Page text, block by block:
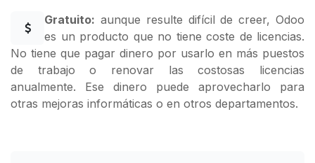
Gratuito: aunque resulte difícil de creer, Odoo
es un producto que no tiene coste de licencias.
No tiene que pagar dinero por usarlo en más puestos
de trabajo o renovar las costosas licencias
anualmente. Ese dinero puede aprovecharlo para
otras mejoras informáticas o en otros departamentos.